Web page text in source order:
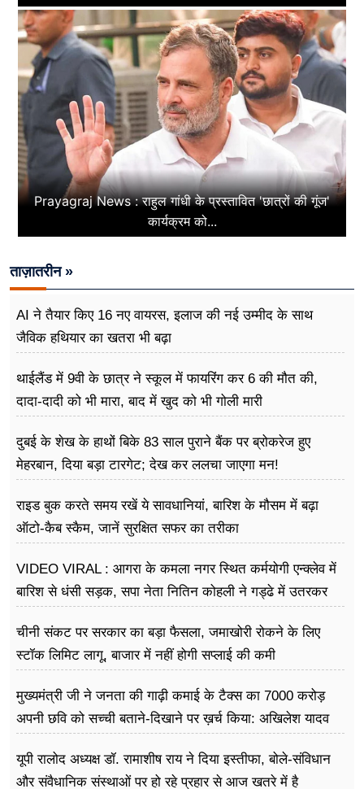
Prayagraj News : राहुल गांधी के प्रस्तावित 'छात्रों की गूंज'
कार्यक्रम को...
ताज़ातरीन »
AI ने तैयार किए 16 नए वायरस, इलाज की नई उम्मीद के साथ
जैविक हथियार का खतरा भी बढ़ा
थाईलैंड में 9वी के छात्र ने स्कूल में फायरिंग कर 6 की मौत की,
दादा-दादी को भी मारा, बाद में खुद को भी गोली मारी
दुबई के शेख के हाथों बिके 83 साल पुराने बैंक पर ब्रोकरेज हुए
मेहरबान, दिया बड़ा टारगेट; देख कर ललचा जाएगा मन!
राइड बुक करते समय रखें ये सावधानियां, बारिश के मौसम में बढ़ा
ऑटो-कैब स्कैम, जानें सुरक्षित सफर का तरीका
VIDEO VIRAL : आगरा के कमला नगर स्थित कर्मयोगी एन्क्लेव में
बारिश से धंसी सड़क, सपा नेता नितिन कोहली ने गड्ढे में उतरकर
चीनी संकट पर सरकार का बड़ा फैसला, जमाखोरी रोकने के लिए
स्टॉक लिमिट लागू, बाजार में नहीं होगी सप्लाई की कमी
मुख्यमंत्री जी ने जनता की गाढ़ी कमाई के टैक्स का 7000 करोड़
अपनी छवि को सच्ची बताने-दिखाने पर ख़र्च किया: अखिलेश यादव
यूपी रालोद अध्यक्ष डॉ. रामाशीष राय ने दिया इस्तीफा, बोले-संविधान
और संवैधानिक संस्थाओं पर हो रहे प्रहार से आज खतरे में है